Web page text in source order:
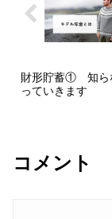
財形貯蓄① 知ら
っていきます
コメント